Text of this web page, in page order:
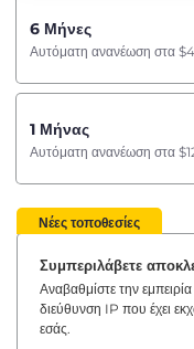
6 Μήνες
Αυτόματη ανανέωση στα
1 Μήνας
Αυτόματη ανανέωση στα
Νέες τοποθεσίες
Συμπεριλάβετε
Αναβαθμίστε την
διεύθυνση IP που έχει
εσάς.